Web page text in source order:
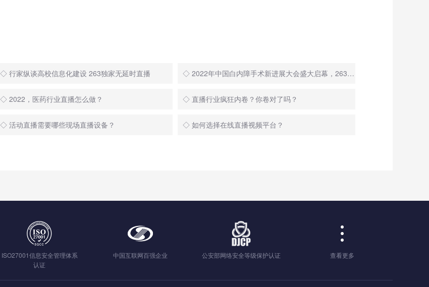
◇ 行家纵谈高校信息化建设 263独家无延时直播 ◇ 2022年中国白内障手术新进展大会盛大启幕，263全程直播
◇ 2022，医药行业直播怎么做？ ◇ 直播行业疯狂内卷？你卷对了吗？
◇ 活动直播需要哪些现场直播设备？ ◇ 如何选择在线直播视频平台？
ISO27001信息安全管理体系
认证
中国互联网百强企业 公安部网络安全等级保护认证 查看更多